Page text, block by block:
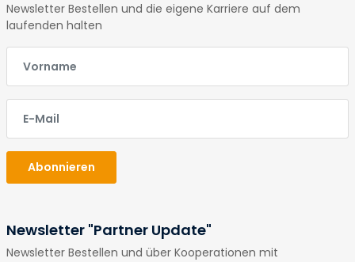
Newsletter Bestellen und die eigene Karriere auf dem
laufenden halten
Abonnieren
Newsletter "Partner Update"
Newsletter Bestellen und über Kooperationen mit